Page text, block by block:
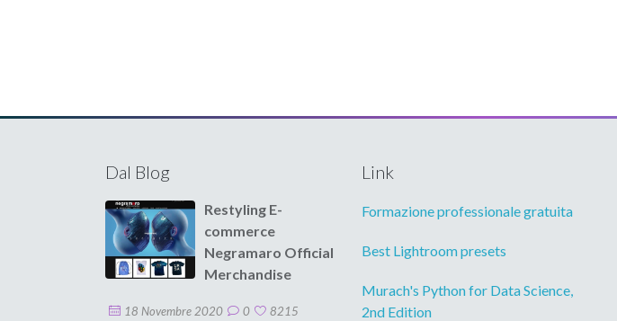
Dal Blog
Restyling E-
commerce
Negramaro Official
Merchandise
18 Novembre 2020 0 8215
Link
Formazione professionale gratuita
Best Lightroom presets
Murach's Python for Data Science,
2nd Edition